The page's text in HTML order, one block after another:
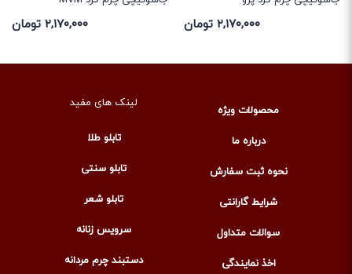
۲,۱۷۰,۰۰۰ تومان ۲,۱۷۰,۰۰۰ تومان
محصولات ویژه
درباره ما
نحوه ثبت سفارش
شرایط گارانتی
سوالات متداول
اخذ نمایندگی
لینک های مفید
تابلو طلا
تابلو سنتی
تابلو شعر
سرویس زنانه
دستبند چرم مردانه